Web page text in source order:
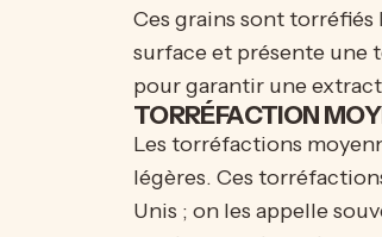
Ces grains sont
surface et présente une
pour garantir une
TORRÉFACTION
Les torréfactions
légères. Ces
Unis ; on les appelle